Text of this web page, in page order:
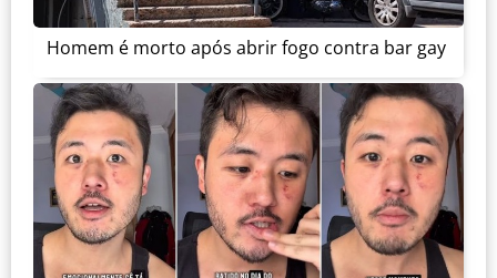
Homem é morto após abrir fogo contra bar gay